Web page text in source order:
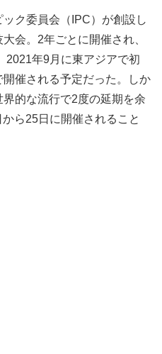
ク委員会（IPC）が創設し
会。2年ごとに開催され、
2021年9月に東アジアで初
催される予定だった。しか
的な流行で2度の延期を余
ら25日に開催されること